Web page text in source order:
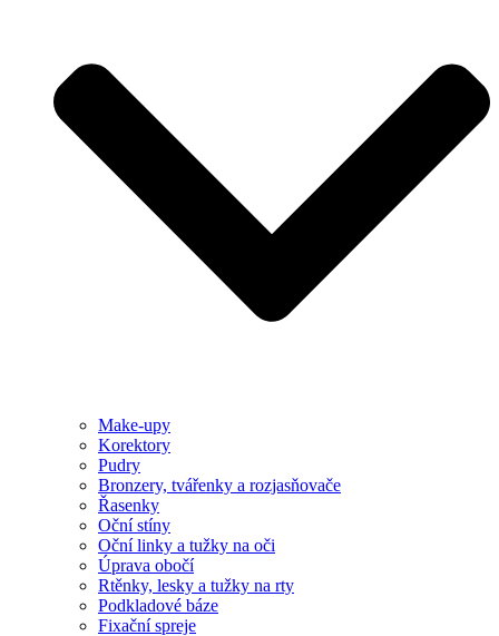
Make-upy
Korektory
Pudry
Bronzery, tvářenky a rozjasňovače
Řasenky
Oční stíny
Oční linky a tužky na oči
Úprava obočí
Rtěnky, lesky a tužky na rty
Podkladové báze
Fixační spreje